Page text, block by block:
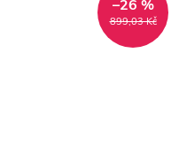
899,03 Kč
–26 %